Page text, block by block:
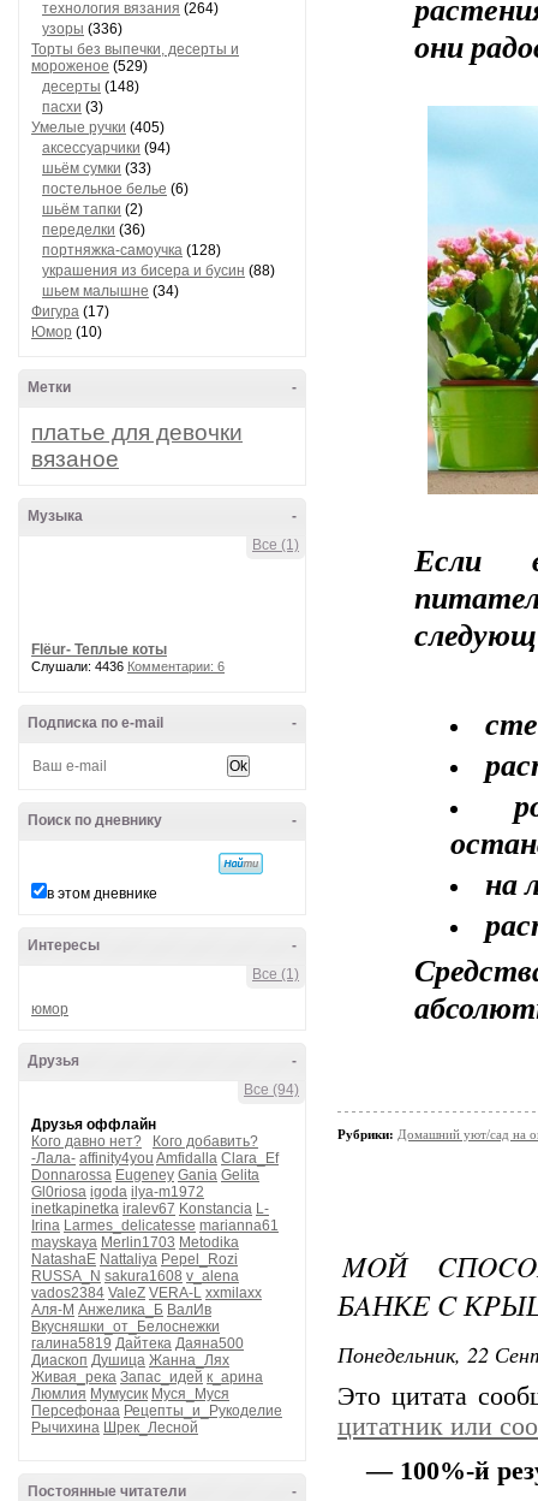
технология вязания (264)
узоры (336)
Торты без выпечки, десерты и
мороженое (529)
десерты (148)
пасхи (3)
Умелые ручки (405)
аксессуарчики (94)
шьём сумки (33)
постельное белье (6)
шьём тапки (2)
переделки (36)
портняжка-самоучка (128)
украшения из бисера и бусин (88)
шьем малышне (34)
Фигура (17)
Юмор (10)
-
Метки
платье для девочки
вязаное
-
Музыка
Все (1)
Flёur- Теплые коты
Слушали: 4436 Комментарии: 6
-
Подписка по e-mail
-
Поиск по дневнику
в этом дневнике
-
Интересы
Все (1)
юмор
-
Друзья
Все (94)
Друзья оффлайн
Кого давно нет?
Кого добавить?
-Лала- affinity4you Amfidalla Clara_Ef
Donnarossa Eugeney Gania Gelita
Gl0riosa igoda ilya-m1972
inetkapinetka iralev67 Konstancia L-
Irina Larmes_delicatesse marianna61
mayskaya Merlin1703 Metodika
NatashaE Nattaliya Pepel_Rozi
RUSSA_N sakura1608 v_alena
vados2384 ValeZ VERA-L xxmilaxx
Аля-М Анжелика_Б ВалИв
Вкусняшки_от_Белоснежки
галина5819 Дайтека Даяна500
Диаскоп Душица Жанна_Лях
Живая_река Запас_идей к_арина
Люмлия Мумусик Муся_Муся
Персефонаа Рецепты_и_Рукоделие
Рычихина Шрек_Лесной
-
Постоянные читатели
они
Если
на
Рубрики: Домашний уют/сад на
MOЙ
БAНКE C
Понедельник, 22
Это цитата
цитатник или
— 100%-й